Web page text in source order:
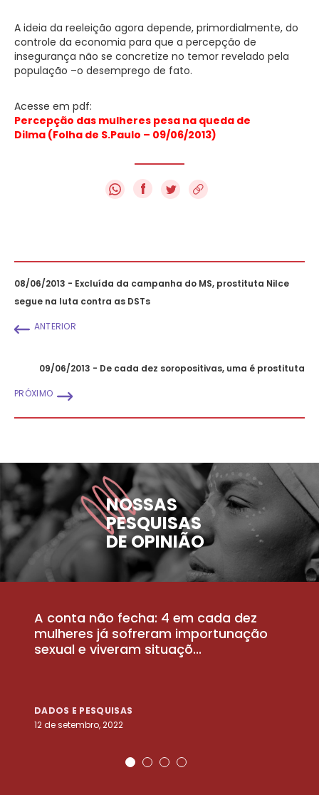
A ideia da reeleição agora depende, primordialmente, do
controle da economia para que a percepção de
insegurança não se concretize no temor revelado pela
população –o desemprego de fato.
Acesse em pdf:
Percepção das mulheres pesa na queda de
Dilma (Folha de S.Paulo – 09/06/2013)
f
08/06/2013 - Excluída da campanha do MS, prostituta Nilce
segue na luta contra as DSTs
ANTERIOR
09/06/2013 - De cada dez soropositivas, uma é prostituta
PRÓXIMO
NOSSAS
PESQUISAS
DE OPINIÃO
A conta não fecha: 4 em cada dez
mulheres já sofreram importunação
sexual e viveram situaçõ...
DADOS E PESQUISAS
12 de setembro, 2022